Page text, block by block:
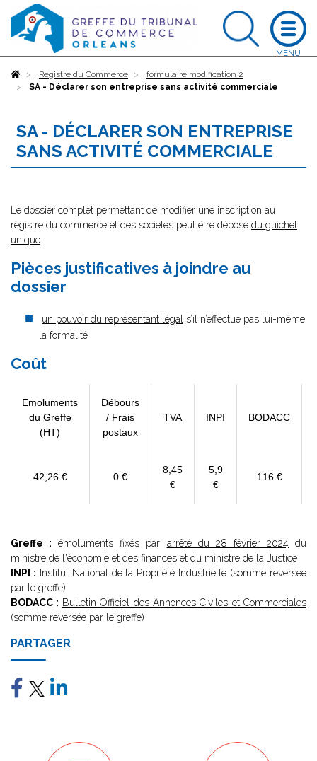
AccueilRegistre du Commerce
formulaire modification 2
SA - Déclarer son entreprise sans activité commerciale
SA - DÉCLARER SON ENTREPRISE
SANS ACTIVITÉ COMMERCIALE
Le dossier complet permettant de modifier une inscription au
registre du commerce et des sociétés peut être déposé du guichet
unique
Pièces justificatives à joindre au
dossier
un pouvoir du représentant légal s’il n’effectue pas lui-même
la formalité
Coût
Emoluments
du Greffe
(HT)
Débours
/ Frais
postaux
TVA INPI BODACC
42,26 € 0 €
8,45
€
5,9
€
116 €
Greffe : émoluments fixés par arrêté du 28 février 2024 du
ministre de l'économie et des finances et du ministre de la Justice
INPI : Institut National de la Propriété Industrielle (somme reversée
par le greffe)
BODACC : Bulletin Officiel des Annonces Civiles et Commerciales
(somme reversée par le greffe)
PARTAGER